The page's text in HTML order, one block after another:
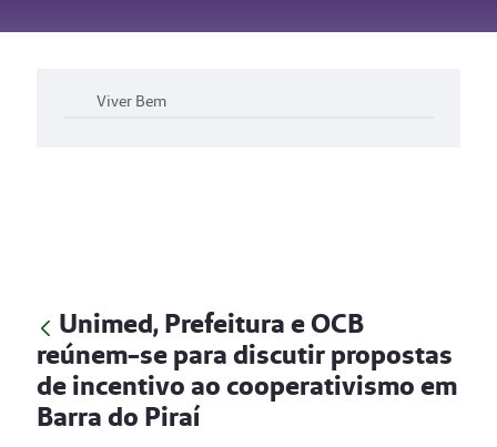
Viver Bem
Unimed, Prefeitura e OCB
reúnem-se para discutir propostas
de incentivo ao cooperativismo em
Barra do Piraí